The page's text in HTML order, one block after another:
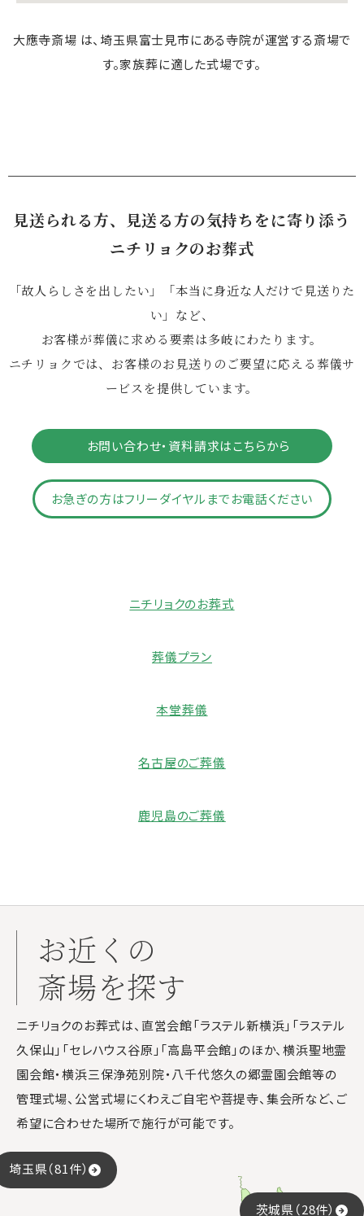
大應寺斎場 は、埼玉県富士見市にある寺院が運営する斎場で
す。家族葬に適した式場です。
見送られる方、見送る方の気持ちをに寄り添う
ニチリョクのお葬式
「故人らしさを出したい」「本当に身近な人だけで見送りた
い」など、
お客様が葬儀に求める要素は多岐にわたります。
ニチリョクでは、お客様のお見送りのご要望に応える葬儀サ
ービスを提供しています。
お問い合わせ・資料請求はこちらから
お急ぎの方はフリーダイヤルまでお電話ください
ニチリョクのお葬式
葬儀プラン
本堂葬儀
名古屋のご葬儀
鹿児島のご葬儀
お近くの
斎場を探す
ニチリョクのお葬式は、直営会館「ラステル新横浜」「ラステル
久保山」「セレハウス谷原」「高島平会館」のほか、横浜聖地霊
園会館・横浜三保浄苑別院・八千代悠久の郷霊園会館等の
管理式場、公営式場にくわえご自宅や菩提寺、集会所など、ご
希望に合わせた場所で施行が可能です。
埼玉県（81件）
茨城県（28件）